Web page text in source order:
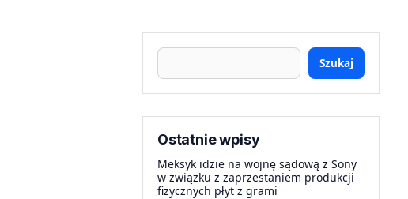
Szukaj
Ostatnie wpisy
Meksyk idzie na wojnę sądową z Sony
w związku z zaprzestaniem produkcji
fizycznych płyt z grami